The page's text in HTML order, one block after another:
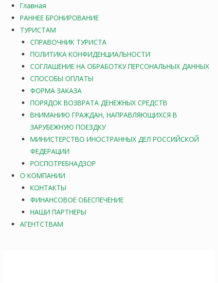
Главная
РАННЕЕ БРОНИРОВАНИЕ
ТУРИСТАМ
СПРАВОЧНИК ТУРИСТА
ПОЛИТИКА КОНФИДЕНЦИАЛЬНОСТИ
СОГЛАШЕНИЕ НА ОБРАБОТКУ ПЕРСОНАЛЬНЫХ ДАННЫХ
СПОСОБЫ ОПЛАТЫ
ФОРМА ЗАКАЗА
ПОРЯДОК ВОЗВРАТА ДЕНЕЖНЫХ СРЕДСТВ
ВНИМАНИЮ ГРАЖДАН, НАПРАВЛЯЮЩИХСЯ В
ЗАРУБЕЖНУЮ ПОЕЗДКУ
МИНИСТЕРСТВО ИНОСТРАННЫХ ДЕЛ РОССИЙСКОЙ
ФЕДЕРАЦИИ
РОСПОТРЕБНАДЗОР
О КОМПАНИИ
КОНТАКТЫ
ФИНАНСОВОЕ ОБЕСПЕЧЕНИЕ
НАШИ ПАРТНЕРЫ
АГЕНТСТВАМ